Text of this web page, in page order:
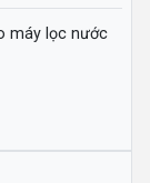
máy lọc nước